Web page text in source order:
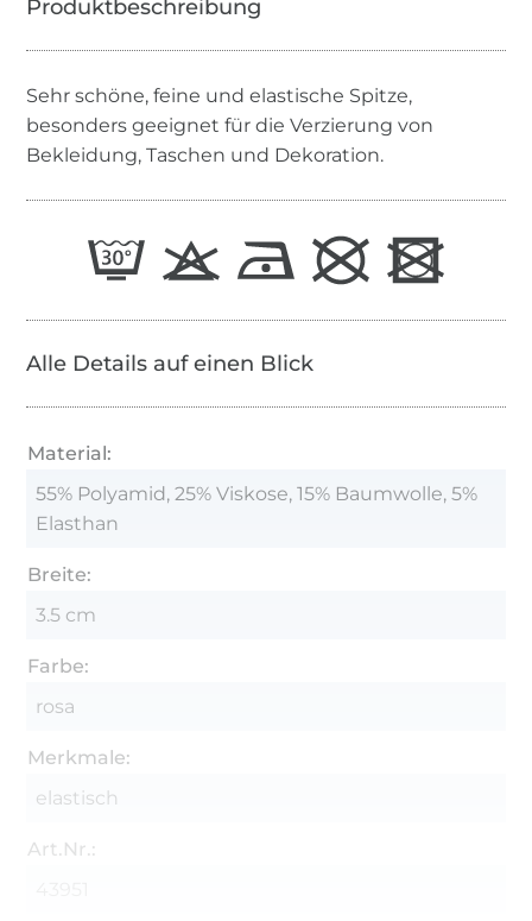
Sehr schöne, feine und elastische Spitze,
besonders geeignet für die Verzierung von
Bekleidung, Taschen und Dekoration.
Alle Details auf einen Blick
Material:
55% Polyamid, 25% Viskose, 15% Baumwolle, 5%
Elasthan
Breite:
3.5 cm
Farbe:
rosa
Merkmale:
elastisch
Art.Nr.: